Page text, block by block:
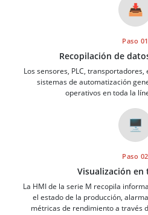
📥
Paso 01
Recopilación de
Los sensores, PLC,
sistemas de automatización
operativos en toda la
🖥️
Paso 02
Visualización en
La HMI de la serie M recopila
el estado de la producción,
métricas de rendimiento a través